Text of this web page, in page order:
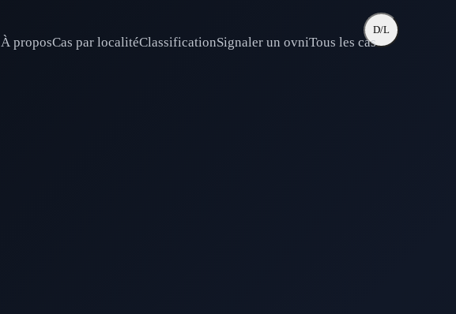
À proposCas par localitéClassificationSignaler un ovniTous les cas
D/L